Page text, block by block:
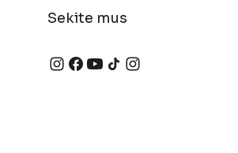
Sekite mus